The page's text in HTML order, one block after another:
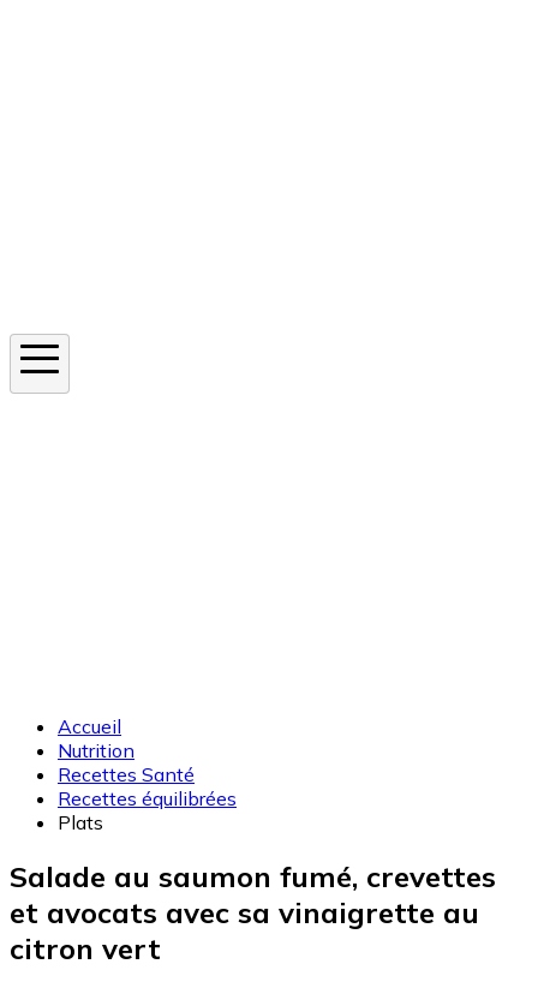
Accueil
Nutrition
Recettes Santé
Recettes équilibrées
Plats
Salade au saumon fumé, crevettes
et avocats avec sa vinaigrette au
citron vert